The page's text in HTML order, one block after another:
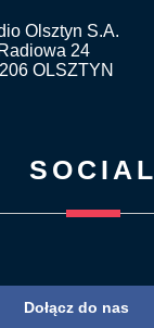
Olsztyn S.A.
24
OLSZTYN
SOCIAL
Dołącz do nas